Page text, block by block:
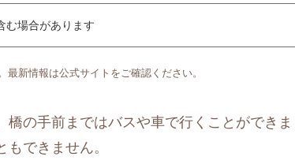
む場合があります
新情報は公式サイトをご確認ください。
の手前まではバスや車で行くことができま
できません。